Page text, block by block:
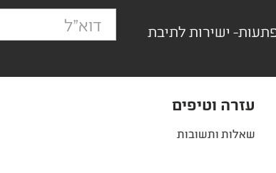
ישירות לתיבת
עזרה וטיפים
שאלות ותשובות